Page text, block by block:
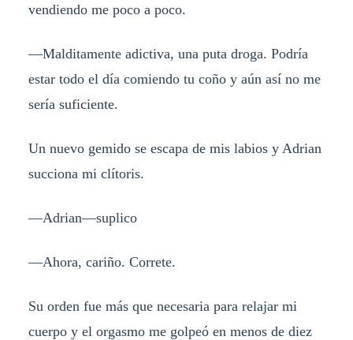
vendiendo me poco a poco.
—Malditamente adictiva, una puta droga. Podría
estar todo el día comiendo tu coño y aún así no me
sería suficiente.
Un nuevo gemido se escapa de mis labios y Adrian
succiona mi clítoris.
—Adrian—suplico
—Ahora, cariño. Correte.
Su orden fue más que necesaria para relajar mi
cuerpo y el orgasmo me golpeó en menos de diez